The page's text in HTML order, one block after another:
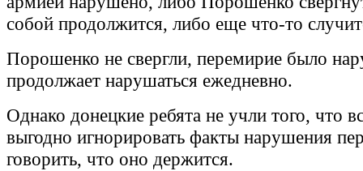
собой продолжится, либо еще что-то
Порошенко не свергли, перемирие было
продолжает нарушаться ежедневно.
Однако донецкие ребята не учли того, что
выгодно игнорировать факты нарушения
говорить, что оно держится.